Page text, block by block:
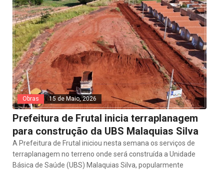
Obras 15 de Maio, 2026
Prefeitura de Frutal inicia terraplanagem
para construção da UBS Malaquias Silva
A Prefeitura de Frutal iniciou nesta semana os serviços de
terraplanagem no terreno onde será construída a Unidade
Básica de Saúde (UBS) Malaquias Silva, popularmente